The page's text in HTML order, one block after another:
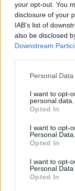
your opt-out. You
disclosure of your
IAB’s list of
also be disclosed
Downstream
Personal
I want to opt-
personal data.
Opted In
I want to opt-
Personal Data.
Opted In
I want to opt-
Personal Data
Opted In
ΠΟΛΙΤΙΚΗ
Ευρωπαϊκή
αξιολογήσει
28/07/2026 - 11:44